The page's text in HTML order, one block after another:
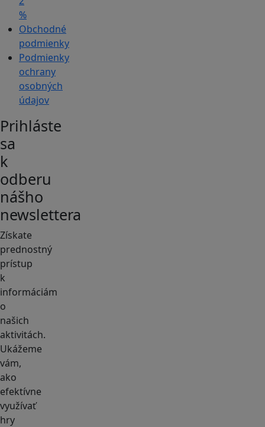
%
Obchodné
podmienky
Podmienky
ochrany
osobných
údajov
Prihláste
sa
k
odberu
nášho
newslettera
Získate
prednostný
prístup
k
informáciám
o
našich
aktivitách.
Ukážeme
vám,
ako
efektívne
využívať
hry